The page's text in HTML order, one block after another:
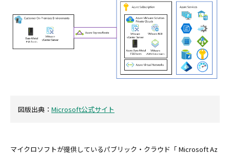
図版出典： Microsoft公式サイト
マイクロソフトが提供しているパブリック・クラウド「 Microsoft Az